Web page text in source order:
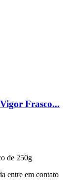
Frasco...
de 250g
entre em contato